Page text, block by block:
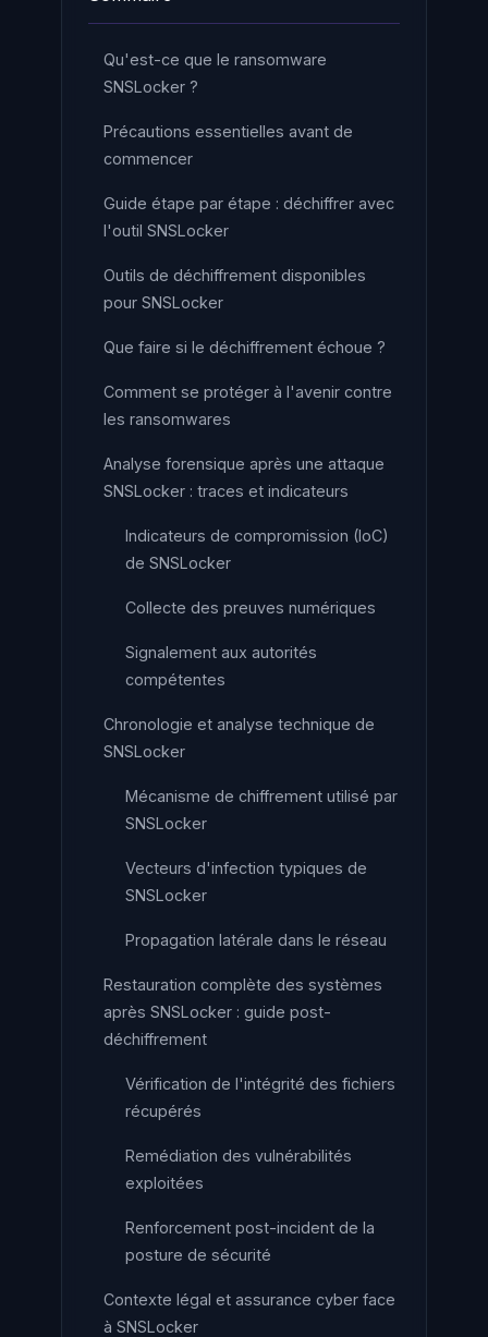
Qu'est-ce que le ransomware
SNSLocker ?
Précautions essentielles avant de
commencer
Guide étape par étape : déchiffrer avec
l'outil SNSLocker
Outils de déchiffrement disponibles
pour SNSLocker
Que faire si le déchiffrement échoue ?
Comment se protéger à l'avenir contre
les ransomwares
Analyse forensique après une attaque
SNSLocker : traces et indicateurs
Indicateurs de compromission (IoC)
de SNSLocker
Collecte des preuves numériques
Signalement aux autorités
compétentes
Chronologie et analyse technique de
SNSLocker
Mécanisme de chiffrement utilisé par
SNSLocker
Vecteurs d'infection typiques de
SNSLocker
Propagation latérale dans le réseau
Restauration complète des systèmes
après SNSLocker : guide post-
déchiffrement
Vérification de l'intégrité des fichiers
récupérés
Remédiation des vulnérabilités
exploitées
Renforcement post-incident de la
posture de sécurité
Contexte légal et assurance cyber face
à SNSLocker